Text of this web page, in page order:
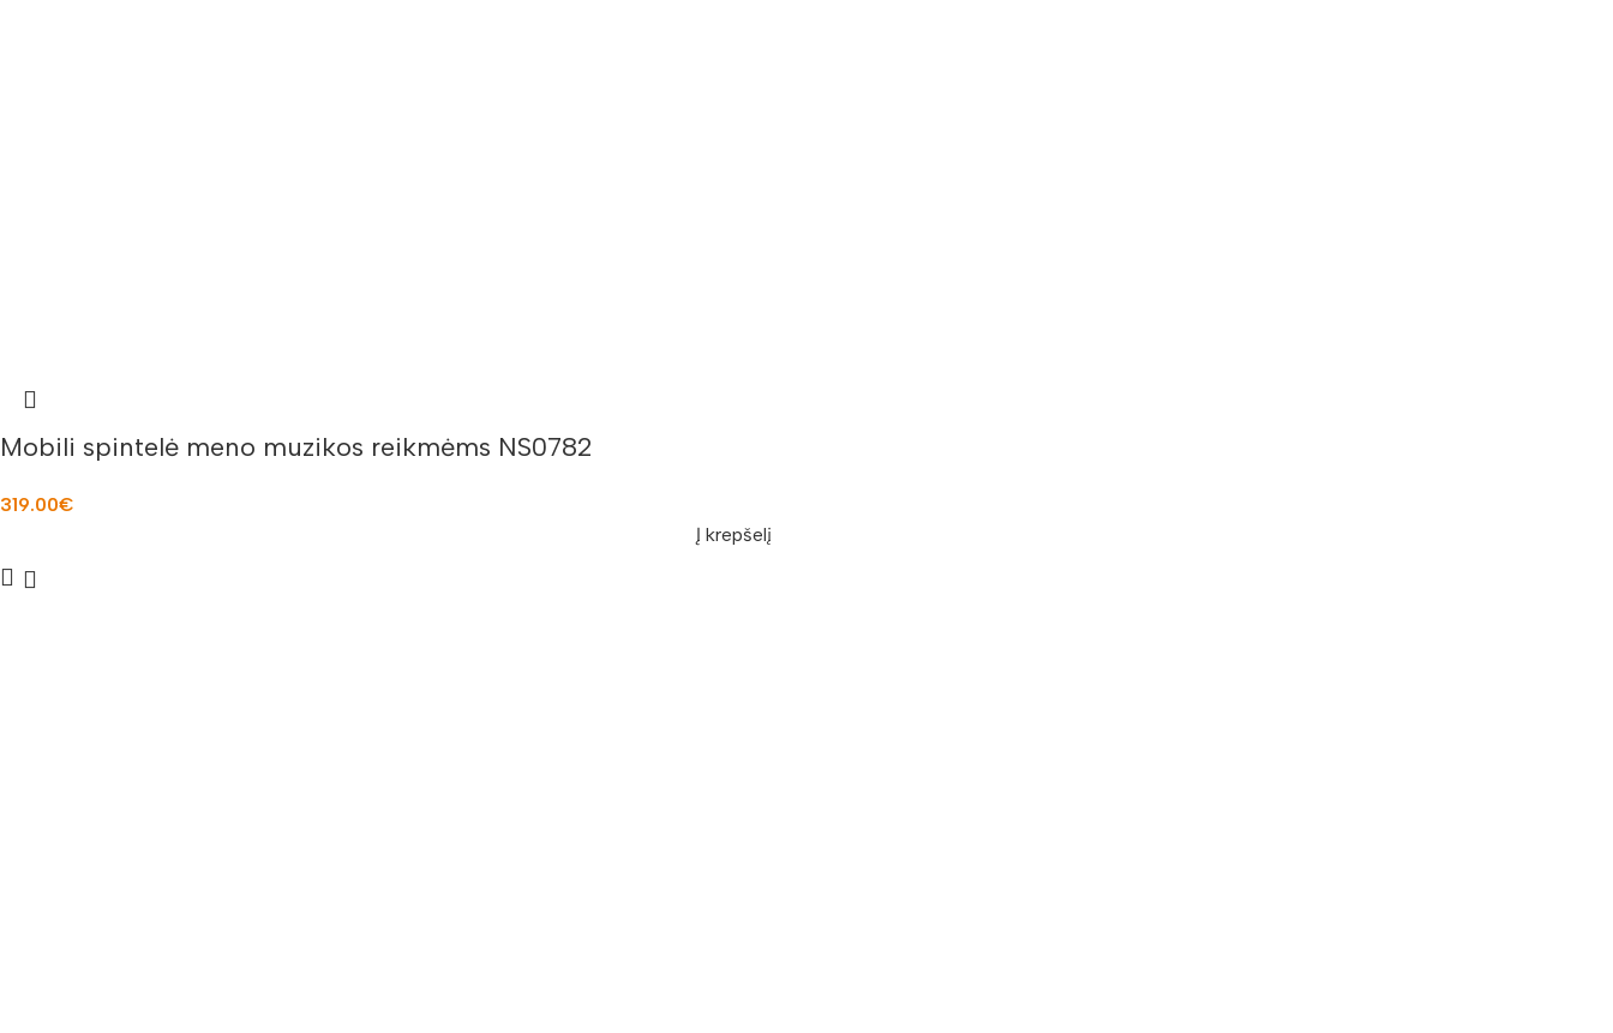
Mobili spintelė meno muzikos reikmėms NS0782
319.00€
Į krepšelį